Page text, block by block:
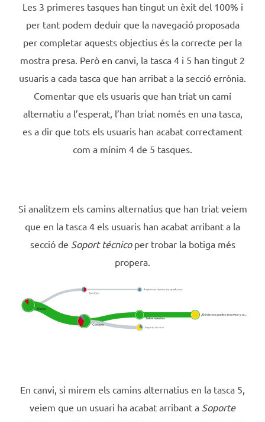
Les 3 primeres tasques han tingut un èxit del 100% i
per tant podem deduir que la navegació proposada
per completar aquests objectius és la correcte per la
mostra presa. Però en canvi, la tasca 4 i 5 han tingut 2
usuaris a cada tasca que han arribat a la secció errònia.
Comentar que els usuaris que han triat un camí
alternatiu a l’esperat, l’han triat només en una tasca,
es a dir que tots els usuaris han acabat correctament
com a mínim 4 de 5 tasques.
Si analitzem els camins alternatius que han triat veiem
que en la tasca 4 els usuaris han acabat arribant a la
secció de Soport técnicoper trobar la botiga més
propera.
En canvi, si mirem els camins alternatius en la tasca 5,
veiem que un usuari ha acabat arribant a Soporte